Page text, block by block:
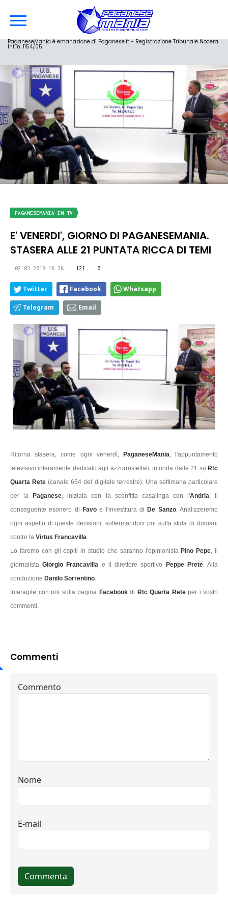
PaganeseMania è emanazione di Paganese.it - Registrazione Tribunale Nocera
Inf. n. 1154/05.
PAGANESEMANIA IN TV
E' VENERDI', GIORNO DI PAGANESEMANIA.
STASERA ALLE 21 PUNTATA RICCA DI TEMI
02.03.2018 18:28 121 0
Twitter Facebook Whatsapp
Telegram Email
Ritorna stasera, come ogni venerdì, PaganeseMania, l'appuntamento
televisivo interamente dedicato agli azzurrostellati, in onda dalle 21 su Rtc
Quarta Rete (canale 654 del digitale terrestre). Una settimana particolare
per la
Paganese, iniziata con la sconfitta casalinga con l'Andria, il
conseguente esonero di Favoe l'investitura di De Sanzo. Analizzeremo
ogni aspetto di queste decisioni, soffermandoci poi sulla sfida di domani
contro la Virtus Francavilla.
Lo faremo con gli ospiti in studio che saranno l'opinionista Pino Pepe, il
giornalistaGiorgio Francavilla e il direttore sportivo Peppe Prete. Alla
conduzione Danilo Sorrentino.
Interagite con noi sulla pagina Facebook di Rtc Quarta Rete per i vostri
commenti.
Commenti